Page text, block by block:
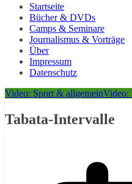
Startseite
Bücher & DVDs
Camps & Seminare
Journalismus & Vorträge
Über
Impressum
Datenschutz
Video: Sport & allgemeinVideo:
Tabata-Intervalle